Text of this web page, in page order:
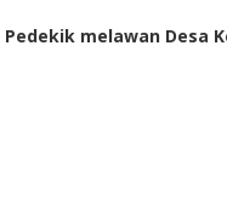
melawan Desa